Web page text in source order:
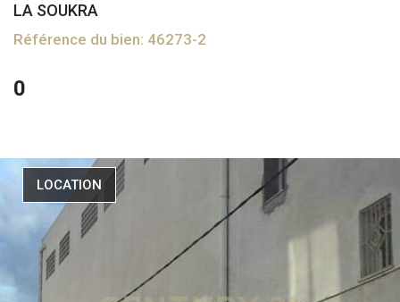
LA SOUKRA
Référence du bien: 46273-2
0
LOCATION